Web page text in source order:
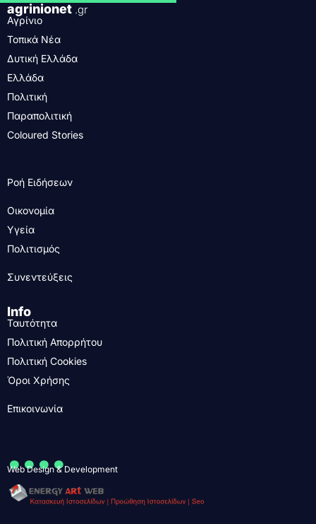
agrinionet .gr
Αγρίνιο
Τοπικά Νέα
Δυτική Ελλάδα
Ελλάδα
Πολιτική
Παραπολιτική
Coloured Stories
Ροή Ειδήσεων
Οικονομία
Υγεία
Πολιτισμός
Συνεντεύξεις
Info
Ταυτότητα
Πολιτική Απορρήτου
Πολιτική Cookies
Όροι Χρήσης
Επικοινωνία
....
Web Design & Development